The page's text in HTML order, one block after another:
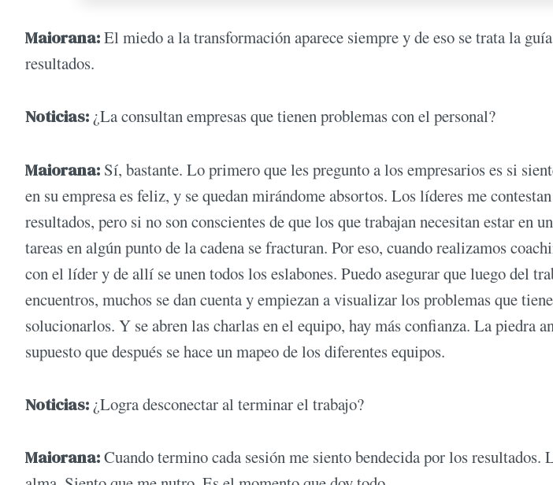
Maiorana:El miedo a la transformación aparece siempre y de eso se trata la
resultados.
Noticias: ¿La consultan empresas que tienen problemas con el personal?
Maiorana: Sí, bastante. Lo primero que les pregunto a los empresarios es si
en su empresa es feliz, y se quedan mirándome absortos. Los líderes me
resultados, pero si no son conscientes de que los que trabajan necesitan estar en
tareas en algún punto de la cadena se fracturan. Por eso, cuando realizamos
con el líder y de allí se unen todos los eslabones. Puedo asegurar que luego del
encuentros, muchos se dan cuenta y empiezan a visualizar los problemas que
solucionarlos. Y se abren las charlas en el equipo, hay más confianza. La piedra
supuesto que después se hace un mapeo de los diferentes equipos.
Noticias: ¿Logra desconectar al terminar el trabajo?
Maiorana:Cuando termino cada sesión me siento bendecida por los resultados.